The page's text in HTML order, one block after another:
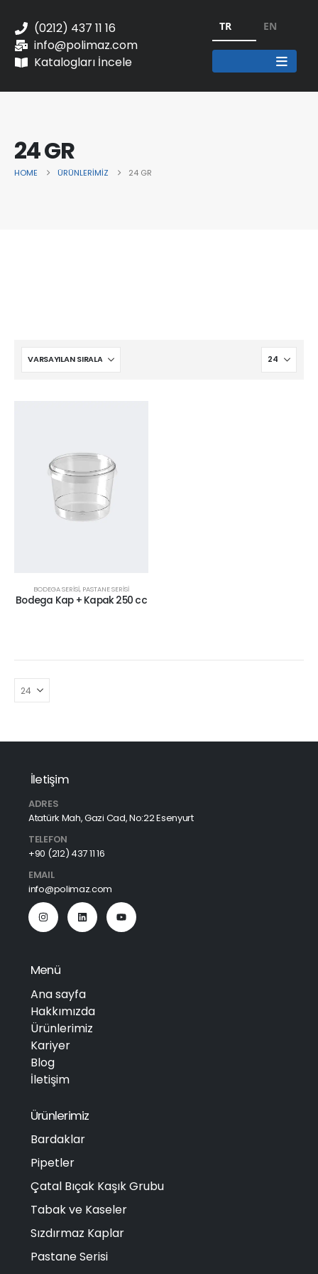
(0212) 437 11 16
info@polimaz.com
Katalogları İncele
TR EN
24 GR
HOME ÜRÜNLERIMIZ 24 GR
BODEGA SERISI, PASTANE SERİSİ
Bodega Kap + Kapak 250 cc
İletişim
ADRES
Atatürk Mah, Gazi Cad, No:22 Esenyurt
TELEFON
+90 (212) 437 11 16
EMAIL
info@polimaz.com
Menü
Ana sayfa
Hakkımızda
Ürünlerimiz
Kariyer
Blog
İletişim
Ürünlerimiz
Bardaklar
Pipetler
Çatal Bıçak Kaşık Grubu
Tabak ve Kaseler
Sızdırmaz Kaplar
Pastane Serisi